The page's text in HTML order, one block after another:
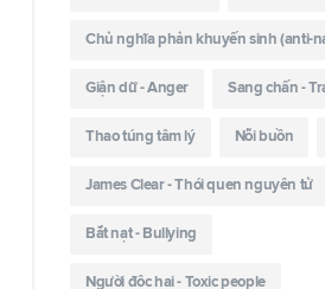
Chủ nghĩa phản khuyến sinh (anti-
Giận dữ - Anger Sang chấn -
Thao túng tâm lý Nỗi buồn
James Clear - Thói quen nguyên tử
Bắt nạt - Bullying
Người độc hại - Toxic people